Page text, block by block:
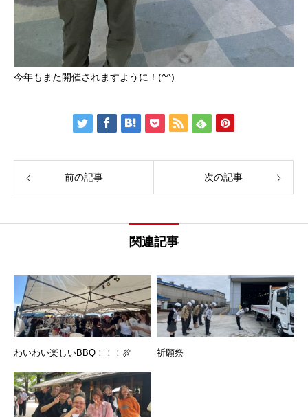
今年もまた開催されますように！(^^)
前の記事 次の記事
関連記事
わいわい楽しいBBQ！！！🍖 祈願祭